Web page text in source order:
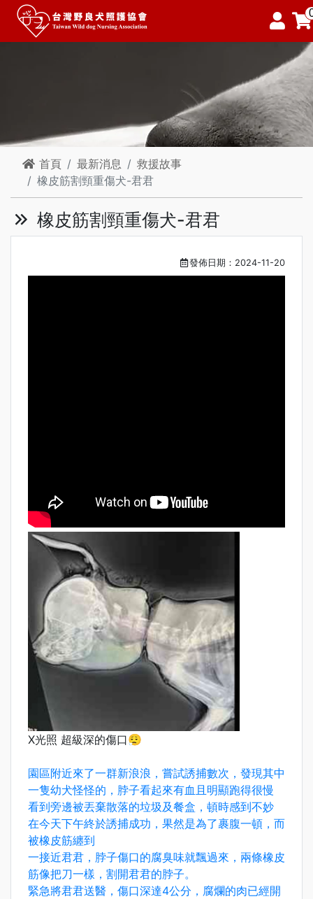
首頁 最新消息
救援故事
橡皮筋割頸重傷犬-君君
橡皮筋割頸重傷犬-君君
發佈日期：2024-11-20
X光照 超級深的傷口😮‍💨
園區附近來了一群新浪浪，嘗試誘捕數次，發現其中
一隻幼犬怪怪的，脖子看起來有血且明顯跑得很慢
看到旁邊被丟棄散落的垃圾及餐盒，頓時感到不妙
在今天下午終於誘捕成功，果然是為了裹腹一頓，而
被橡皮筋纏到
一接近君君，脖子傷口的腐臭味就飄過來，兩條橡皮
筋像把刀一樣，割開君君的脖子。
緊急將君君送醫，傷口深達4公分，腐爛的肉已經開